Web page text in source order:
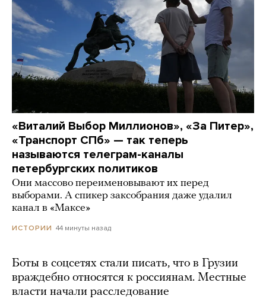
«Виталий Выбор Миллионов», «За Питер»,
«Транспорт СПб» — так теперь
называются телеграм-каналы
петербургских политиков
Они массово переименовывают их перед
выборами. А спикер заксобрания даже удалил
канал в «Максе»
ИСТОРИИ 44 минуты назад
Боты в соцсетях стали писать, что в Грузии
враждебно относятся к россиянам. Местные
власти начали расследование